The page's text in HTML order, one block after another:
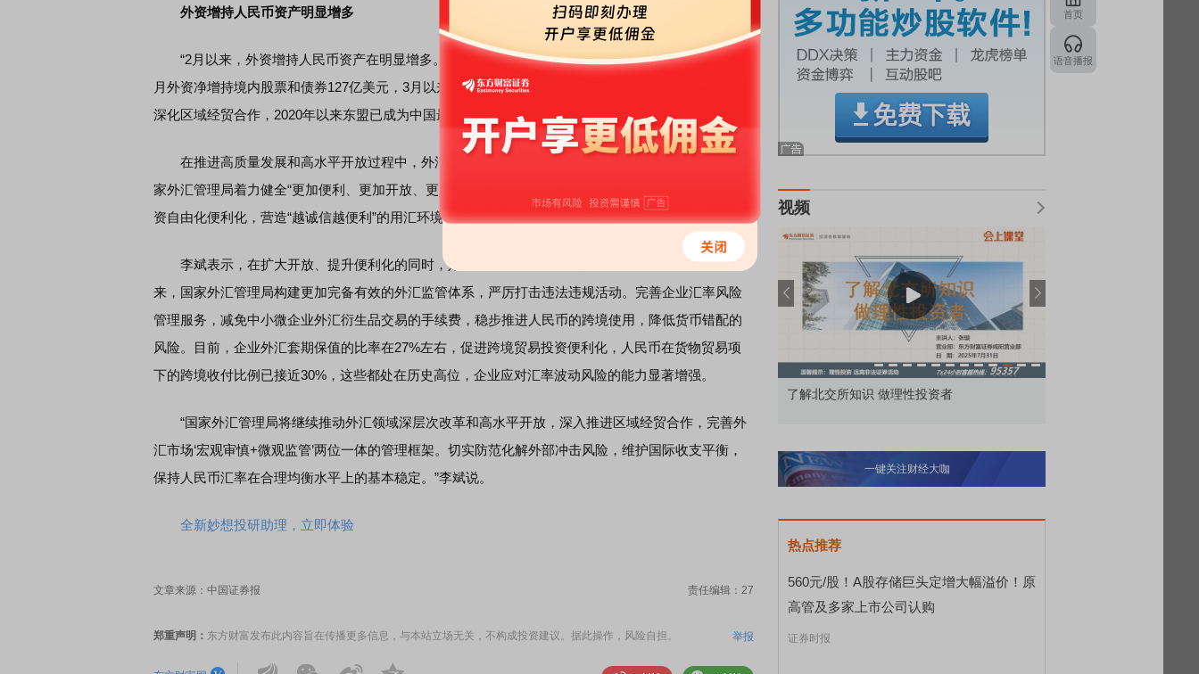
外资增持人民币资产明显增多
“2月以来，外资增持人民币资产在明显增多。”国家外汇管理局副局长李斌在同一分论坛上表示，2
月外资净增持境内股票和债券127亿美元，3月以来延续了这一态势。同时，中国坚持扩大对外开放，
深化区域经贸合作，2020年以来东盟已成为中国最大的贸易伙伴和重要的对外直接投资目的地。
在推进高质量发展和高水平开放过程中，外汇管理改革发挥着重要作用。李斌表示，近年来，国
家外汇管理局着力健全“更加便利、更加开放、更加安全”的外汇管理体制机制，持续推进跨境贸易和投
资自由化便利化，营造“越诚信越便利”的用汇环境。
李斌表示，在扩大开放、提升便利化的同时，始终坚持防范风险，更好统筹发展和安全。近年
来，国家外汇管理局构建更加完备有效的外汇监管体系，严厉打击违法违规活动。完善企业汇率风险
管理服务，减免中小微企业外汇衍生品交易的手续费，稳步推进人民币的跨境使用，降低货币错配的
风险。目前，企业外汇套期保值的比率在27%左右，促进跨境贸易投资便利化，人民币在货物贸易项
下的跨境收付比例已接近30%，这些都处在历史高位，企业应对汇率波动风险的能力显著增强。
“国家外汇管理局将继续推动外汇领域深层次改革和高水平开放，深入推进区域经贸合作，完善外
汇市场‘宏观审慎+微观监管’两位一体的管理框架。切实防范化解外部冲击风险，维护国际收支平衡，
保持人民币汇率在合理均衡水平上的基本稳定。”李斌说。
全新妙想投研助理，立即体验
文章来源：中国证券报 责任编辑：27
郑重声明： 东方财富发布此内容旨在传播更多信息，与本站立场无关，不构成投资建议。据此操作，风险自担。 举报
视频
了解北交所知识 做理性投资者
一键关注财经大咖
热点推荐
560元/股！A股存储巨头定增大幅溢价！原
高管及多家上市公司认购
证券时报
首页
语音播报